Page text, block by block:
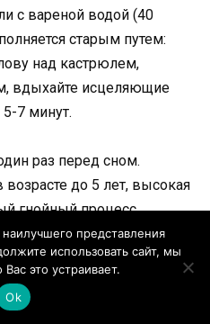
с вареной водой (40
старым путем:
над кастрюлем,
вдыхайте исцеляющие
7 минут.
раз перед сном.
до 5 лет, высокая
гнойный процесс,
Продолжайте
температуры тела,
отток масляным
представления
использовать сайт, мы
Вас это устраивает.
Ok